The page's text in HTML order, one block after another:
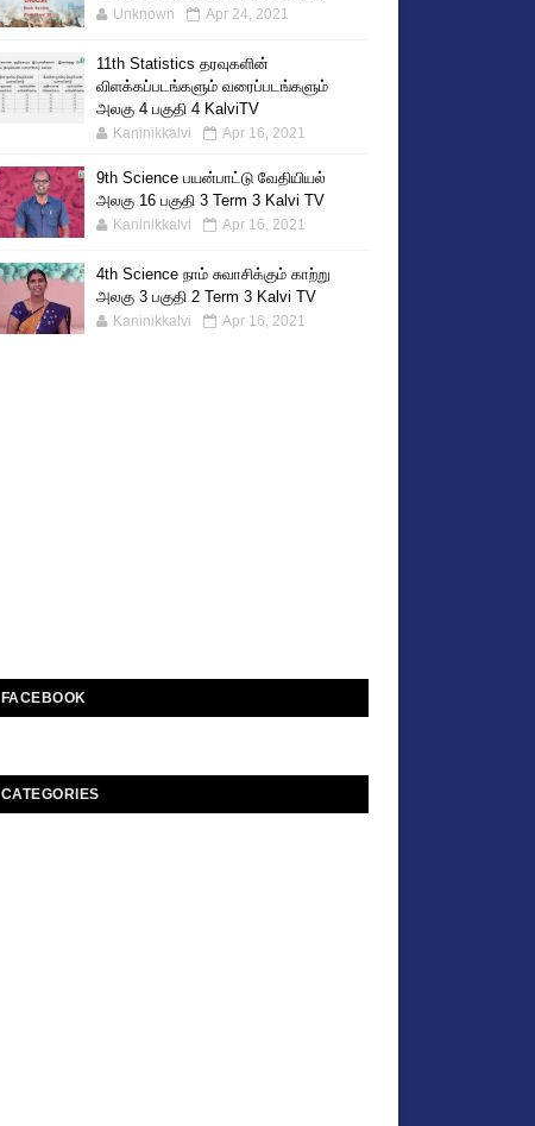
Unknown Apr 24, 2021
11th Statistics தரவுகளின்
விளக்கப்படங்களும் வரைப்படங்களும்
அலகு 4 பகுதி 4 KalviTV
Kaninikkalvi Apr 16, 2021
9th Science பயன்பாட்டு வேதியியல்
அலகு 16 பகுதி 3 Term 3 Kalvi TV
Kaninikkalvi Apr 16, 2021
4th Science நாம் சுவாசிக்கும் காற்று
அலகு 3 பகுதி 2 Term 3 Kalvi TV
Kaninikkalvi Apr 16, 2021
FACEBOOK
CATEGORIES